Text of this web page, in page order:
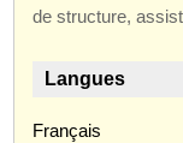
de structure,
Langues
Français